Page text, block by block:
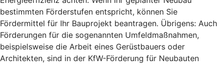
bestimmten Förderstufen entspricht, können Sie
Fördermittel für Ihr Bauprojekt beantragen. Übrigens: Auch
Förderungen für die sogenannten Umfeldmaßnahmen,
beispielsweise die Arbeit eines Gerüstbauers oder
Architekten, sind in der KfW-Förderung für Neubauten